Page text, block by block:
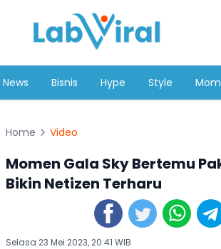
News Bisnis Hype Style Mom
Home Video
Momen Gala Sky Bertemu
Bikin Netizen Terharu
Selasa 23 Mei 2023, 20:41 WIB